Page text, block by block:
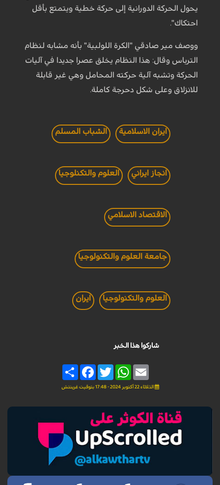
يحول الحركة الدورانية إلى حركة خطية ويتمتع بأقل
احتكاك".
ووصف مير صادقي "الكرة اللولبية" بأنه مشابه لنظام
الترباس وقال: هذا النظام يخلق عصرا جديدا في آليات
الحركة وتشبه آلية حركته المحامل وهي غير قابلة
للانزلاق وعلى شكل دحرجة كاملة.
ايران الاسلامية الشباب المسلم
انجاز ايراني العلوم والتكنلوجيا
الاقتصاد الاسلامي
جامعة العلوم والتكنولوجيا
العلوم والتكنولوجيا ايران
شاركوا هذا الخبر
Share
FacebookTwitter
WhatsAppEmail
الثلاثاء 22 أكتوبر 2024 - 17:48 بتوقيت غرينتش